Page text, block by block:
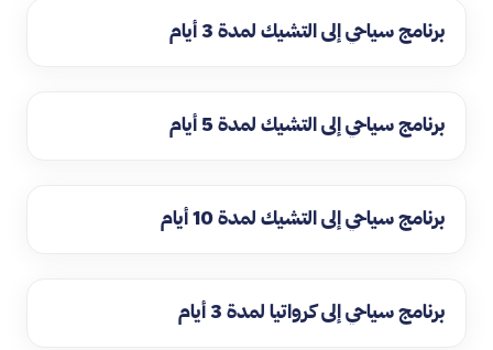
برنامج سياحي إلى التشيك لمدة 3 أيام
برنامج سياحي إلى التشيك لمدة 5 أيام
برنامج سياحي إلى التشيك لمدة 10 أيام
برنامج سياحي إلى كرواتيا لمدة 3 أيام